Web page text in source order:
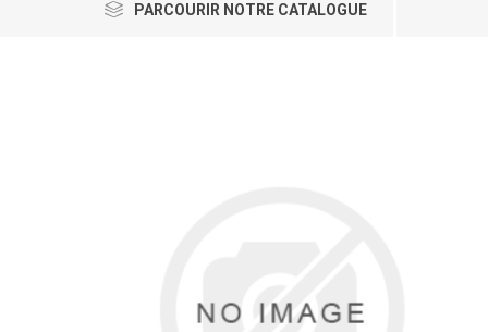
PARCOURIR NOTRE CATALOGUE